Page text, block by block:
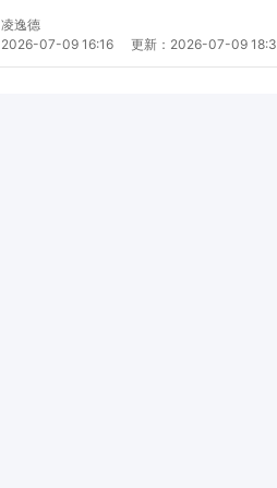
凌逸德
2026-07-09 16:16 更新： 2026-07-09